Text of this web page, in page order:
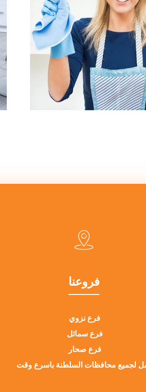
فروعنا
فرع نزوي
فرع سمائل
فرع صحار
لجميع محافظات السلطنة باسرع وقت